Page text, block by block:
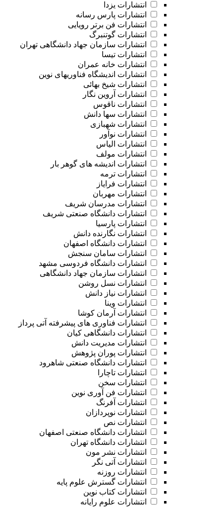
انتشارات یزدا
انتشارات پارس رسانه
انتشارات فن برتر رویایی
انتشارات گوتنبرگ
انتشارات سازمان جهاد دانشگاهی تهران
انتشارات تیسا
انتشارات خانه عمران
انتشارات اندیشگاه فناوریهای نوین
انتشارات شیخ بهائی
انتشارات آروین نگار
انتشارات ناقوس
انتشارات سها دانش
انتشارات شهبازی
انتشارات نوآور
انتشارات الیاس
انتشارات مولف
انتشارات اندیشه های گوهر بار
انتشارات ترمه
انتشارات فرایاز
انتشارات مهربان
انتشارات مدرسان شریف
انتشارات دانشگاه صنعتی شریف
انتشارات پارسیا
انتشارات نگارنده دانش
انتشارات دانشگاه اصفهان
انتشارات سامان سنجش
انتشارات دانشگاه فردوسی مشهد
انتشارات سازمان جهاد دانشگاهی
انتشارات نسل روشن
انتشارات نیاز دانش
انتشارات وینا
انتشارات آرمان کوشا
انتشارات فناوری های پیشرفته آتی پرداز
انتشارات دانشگاهی کیان
انتشارات مدیریت دانش
انتشارات پوران پژوهش
انتشارات دانشگاه صنعتی شاهرود
انتشارات تاچارا
انتشارات سخن
انتشارات فن آوری نوین
انتشارات آفرنگ
انتشارات نوپردازان
انتشارات نص
انتشارات دانشگاه صنعتی اصفهان
انتشارات دانشگاه تهران
انتشارات نشر مون
انتشارات آتی نگر
انتشارات روزنه
انتشارات گسترش علوم پایه
انتشارات کتاب نوین
انتشارات علوم رایانه